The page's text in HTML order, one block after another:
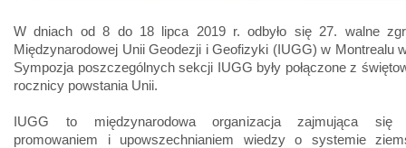
W dniach od 8 do 18 lipca 2019 r. odbyło się 27. walne
Międzynarodowej Unii Geodezji i Geofizyki (IUGG) w Montrealu
Sympozja poszczególnych sekcji IUGG były połączone z
rocznicy powstania Unii.
IUGG to międzynarodowa organizacja zajmująca się
promowaniem i upowszechnianiem wiedzy o systemie